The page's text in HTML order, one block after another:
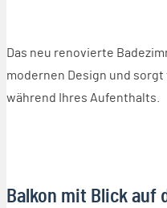
Das neu renovierte
modernen Design und
während Ihres Aufenthalts.
Balkon mit Blick auf